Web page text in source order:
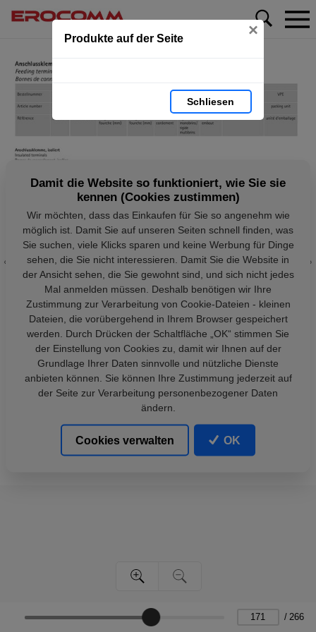
Produkte auf der Seite ×
Schliesen
/ 266
Damit die Website so funktioniert, wie Sie sie
kennen (Cookies zustimmen)
Wir möchten, dass das Einkaufen für Sie so angenehm wie
möglich ist. Damit Sie auf unseren Seiten schnell finden, was
Sie suchen, viele Klicks sparen und keine Werbung für Dinge
sehen, die Sie nicht interessieren. Damit Sie die Website in
der Ansicht sehen, die Sie gewohnt sind, und sich nicht jedes
Mal anmelden müssen. Deshalb benötigen wir Ihre
Zustimmung zur Verarbeitung von Cookie-Dateien - kleinen
Dateien, die vorübergehend in Ihrem Browser gespeichert
werden. Durch Drücken der Schaltfläche „OK“ stimmen Sie
der Einstellung von Cookies zu, damit wir Ihnen auf der
Grundlage Ihrer Daten sinnvolle und nützliche Dienste
anbieten können. Sie können Ihre Zustimmung jederzeit auf
der Seite zur Verarbeitung personenbezogener Daten
ändern.
Cookies verwalten OK